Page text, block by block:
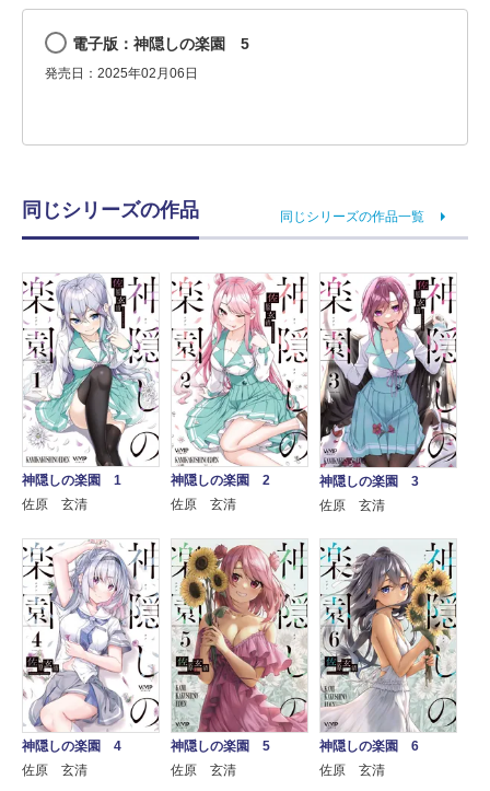
電子版：神隠しの楽園 5
発売日：2025年02月06日
同じシリーズの作品 同じシリーズの作品一覧
神隠しの楽園 1
佐原 玄清
神隠しの楽園 2
佐原 玄清
神隠しの楽園 3
佐原 玄清
神隠しの楽園 4
佐原 玄清
神隠しの楽園 5
佐原 玄清
神隠しの楽園 6
佐原 玄清